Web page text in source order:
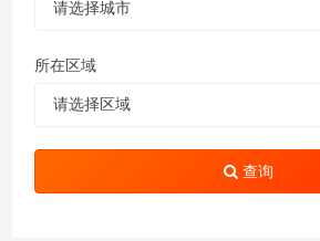
所在区域
查询